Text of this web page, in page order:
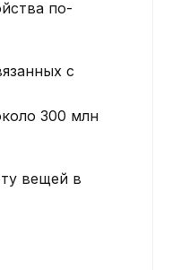
по-
с
300 млн
вещей в